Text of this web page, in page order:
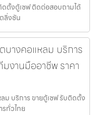
ดตั้งตู้เซฟ ติดต่อสอบถามได้
ลิ่งชัน
บางคอแหลม บริการ
งานมืออาชีพ ราคา
ม บริการ ขายตู้เซฟ รับติดตั้ง
ทั่วไทย